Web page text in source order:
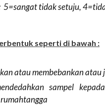
5=sangat tidak setuju,
seperti di bawah :
atau membebankan
sampel